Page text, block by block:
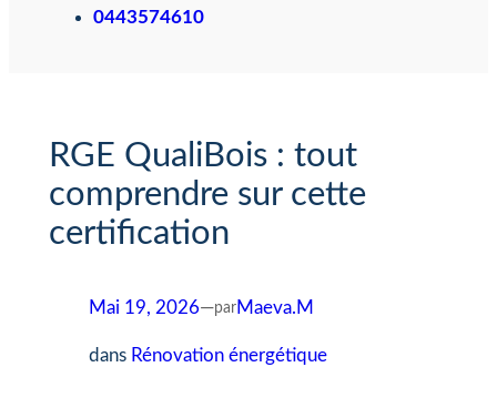
0443574610
RGE QualiBois : tout
comprendre sur cette
certification
Mai 19, 2026—parMaeva.M
dans Rénovation énergétique